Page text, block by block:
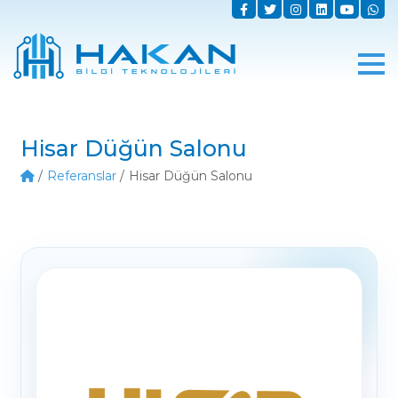
Hisar Düğün Salonu
Referanslar Hisar Düğün Salonu